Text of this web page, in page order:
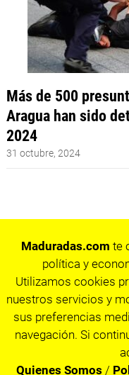
Más de 500
Aragua han sido
2024
31 octubre, 2024
Maduradas.com te
política y
Utilizamos cookies
nuestros servicios y
sus preferencias
navegación. Si
Quienes Somos /